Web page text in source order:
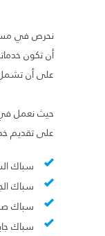
نحرص في
أن تكون
على أن تشمل
حيث نعمل
على تقديم
سباك
سباك
سباك
سباك